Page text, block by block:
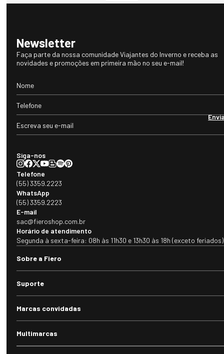
Newsletter
Faça parte da nossa comunidade Viajantes do Inverno e receba as
novidades e promoções em primeira mão no seu e-mail!
Siga-nos
Telefone
(55) 3359.2223
WhatsApp
(55) 3359.2223
E-mail
sac@fieroshop.com.br
Horário de atendimento
Segunda à sexta-feira: 08h às 11h30 e 13h30 às 18h (exceto feriados)
Sobre a Fiero
Suporte
Marcas convidadas
Multimarcas